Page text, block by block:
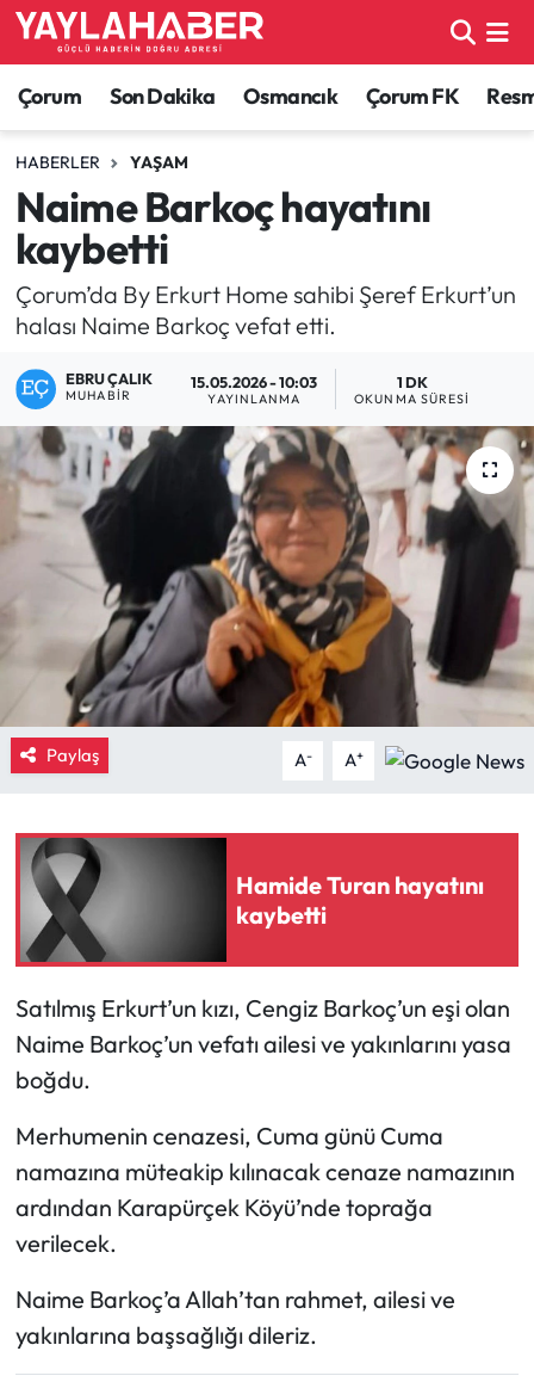
Çorum Son Dakika Osmancık Çorum FK
HABERLER YAŞAM
Naime Barkoç hayatını
kaybetti
Çorum’da By Erkurt Home sahibi Şeref Erkurt’un
halası Naime Barkoç vefat etti.
EBRU ÇALIK
MUHABIR
15.05.2026 - 10:03
YAYINLANMA
1 DK
OKUNMA SÜRESI
Paylaş A- A+
Hamide Turan hayatını
kaybetti
Satılmış Erkurt’un kızı, Cengiz Barkoç’un eşi olan
Naime Barkoç’un vefatı ailesi ve yakınlarını yasa
boğdu.
Merhumenin cenazesi, Cuma günü Cuma
namazına müteakip kılınacak cenaze namazının
ardından Karapürçek Köyü’nde toprağa
verilecek.
Naime Barkoç’a Allah’tan rahmet, ailesi ve
yakınlarına başsağlığı dileriz.
Alaca Haberleri
Bayat Haberleri
Bilgi - Keşfet Haberleri
Bilim ve Teknoloji
Boğazkale Haberleri
Çorum Haberleri
Çorum Son Dakika Haberleri
Dodurga Haberleri
Eğitim
Ekonomi
Güncel
İskilip Haberleri
Kimdir?
Kültür Sanat
Laçin Haberleri
Mecitözü Haberleri
Oğuzlar Haberleri
Ortaköy Haberleri
Osmancık Haberleri
Otomotiv
Çorum Nöbetçi Eczaneler
Çorum Hava Durumu
Çorum Namaz Vakitleri
Çorum Trafik Yoğunluk Haritası
TFF 1.Lig Puan Durumu ve Fikstür
Tüm Manşetler
Son Dakika Haberleri
Haber Arşivi